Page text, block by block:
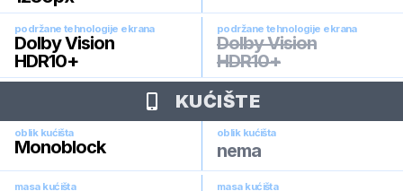
podržane tehnologije ekrana
Dolby Vision
HDR10+
podržane tehnologije ekrana
Dolby Vision
HDR10+
KUĆIŠTE
oblik kućišta
Monoblock
oblik kućišta
nema
masa kućišta masa kućišta